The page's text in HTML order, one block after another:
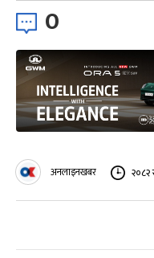
0
अनलाइनखबर २०८२